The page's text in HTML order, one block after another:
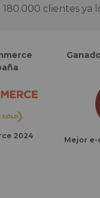
180.000 clientes ya
2024
Mejor e-